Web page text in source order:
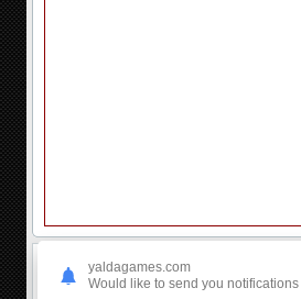
yaldagames.com
Would like to send you notifications